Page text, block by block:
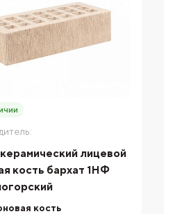
лицевой
кость бархат 1НФ
кость